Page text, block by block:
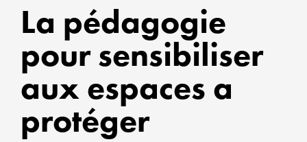
La pédagogie
pour sensibiliser
aux espaces a
protéger